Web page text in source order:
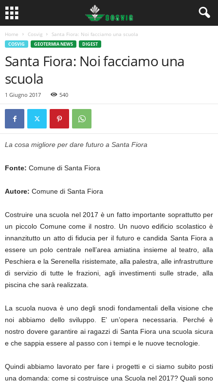
Home Cosvig Santa Fiora: Noi facciamo una scuola
COSVIG GEOTERMIA NEWS DIGEST
Santa Fiora: Noi facciamo una
scuola
1 Giugno 2017 540
La cosa migliore per dare futuro a Santa Fiora
Fonte: Comune di Santa Fiora
Autore: Comune di Santa Fiora
Costruire una scuola nel 2017 è un fatto importante soprattutto per
un piccolo Comune come il nostro. Un nuovo edificio scolastico è
innanzitutto un atto di fiducia per il futuro e candida Santa Fiora a
essere un polo centrale nell’area amiatina insieme al teatro, alla
Peschiera e la Serenella risistemate, alla palestra, alle infrastrutture
di servizio di tutte le frazioni, agli investimenti sulle strade, alla
piscina che sarà realizzata.
La scuola nuova è uno degli snodi fondamentali della visione che
noi abbiamo dello sviluppo.‎ E’ un’opera necessaria. Perché è
nostro dovere garantire ai ragazzi di Santa Fiora una scuola sicura
e che sappia essere al passo con i tempi e le nuove tecnologie.
Quindi abbiamo lavorato per fare i progetti e ci siamo subito posti
una domanda: come si costruisce una Scuola nel 2017? Quali sono